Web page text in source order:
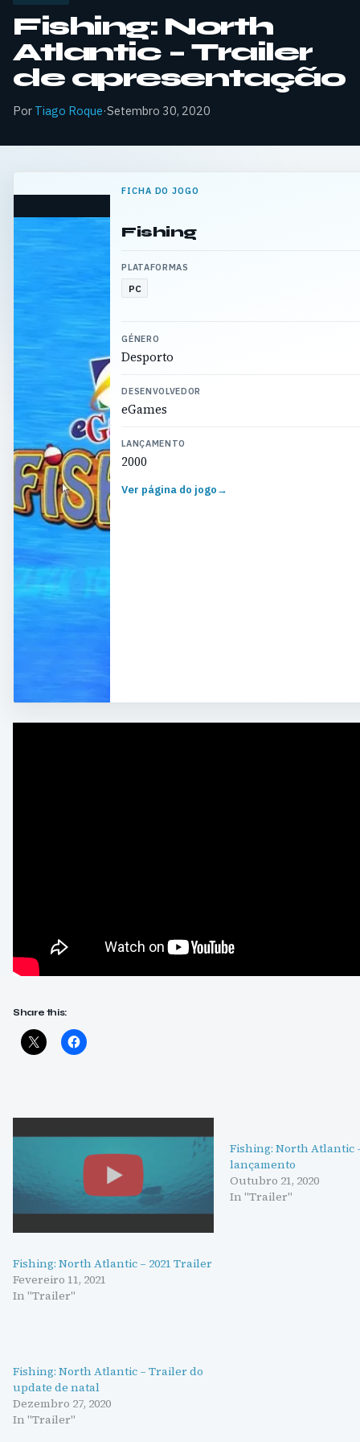
Fishing: North
Atlantic – Trailer
de apresentação
Por Tiago Roque·Setembro 30, 2020
FICHA DO JOGO
Fishing
PLATAFORMAS
PC
GÉNERO
Desporto
DESENVOLVEDOR
eGames
LANÇAMENTO
2000
Ver página do jogo→
Share this:
Fishing: North Atlantic – 2021 Trailer
Fevereiro 11, 2021
In "Trailer"
Fishing: North Atlantic
lançamento
Outubro 21, 2020
In "Trailer"
Fishing: North Atlantic – Trailer do
update de natal
Dezembro 27, 2020
In "Trailer"